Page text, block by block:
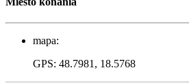
mapa:
GPS: 48.7981, 18.5768